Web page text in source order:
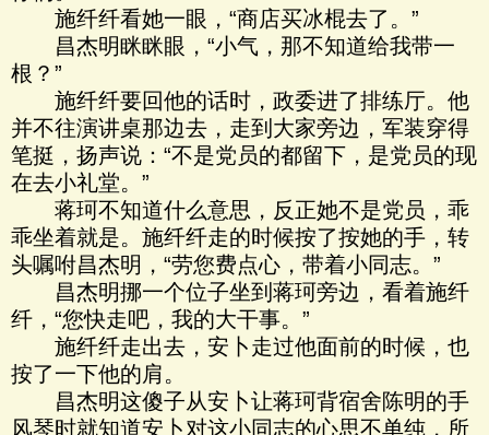
施纤纤看她一眼，“商店买冰棍去了。”
昌杰明眯眯眼，“小气，那不知道给我带一
根？”
施纤纤要回他的话时，政委进了排练厅。他
并不往演讲桌那边去，走到大家旁边，军装穿得
笔挺，扬声说：“不是党员的都留下，是党员的现
在去小礼堂。”
蒋珂不知道什么意思，反正她不是党员，乖
乖坐着就是。施纤纤走的时候按了按她的手，转
头嘱咐昌杰明，“劳您费点心，带着小同志。”
昌杰明挪一个位子坐到蒋珂旁边，看着施纤
纤，“您快走吧，我的大干事。”
施纤纤走出去，安卜走过他面前的时候，也
按了一下他的肩。
昌杰明这傻子从安卜让蒋珂背宿舍陈明的手
风琴时就知道安卜对这小同志的心思不单纯，所